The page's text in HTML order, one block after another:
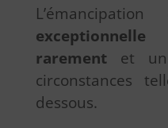
exceptionnelle
rarementet
circonstances
dessous.